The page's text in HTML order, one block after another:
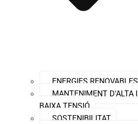
ENERGIES RENOVABLES
MANTENIMENT D'ALTA I
BAIXA TENSIÓ
SOSTENIBILITAT